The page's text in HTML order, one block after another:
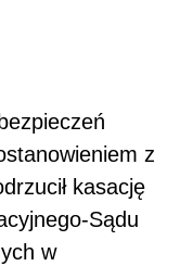
z
kasację
Sądu
w